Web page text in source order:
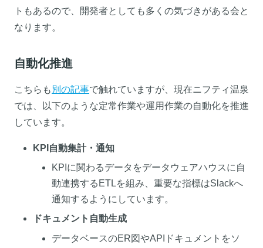
トもあるので、開発者としても多くの気づきがある会と
なります。
自動化推進
こちらも 別の記事で触れていますが、現在ニフティ温泉
では、以下のような定常作業や運用作業の自動化を推進
しています。
KPI自動集計・通知
KPIに関わるデータをデータウェアハウスに自
動連携するETLを組み、重要な指標はSlackへ
通知するようにしています。
ドキュメント自動生成
データベースのER図やAPIドキュメントをソ